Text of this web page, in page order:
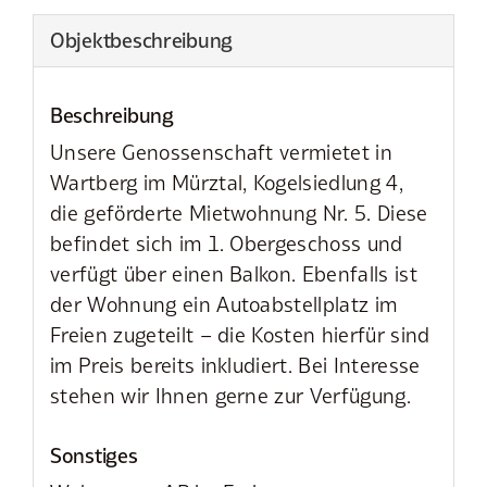
Objekt­beschreibung
Beschreibung
Unsere Genossenschaft vermietet in
Wartberg im Mürztal, Kogelsiedlung 4,
die geförderte Mietwohnung Nr. 5. Diese
befindet sich im 1. Obergeschoss und
verfügt über einen Balkon. Ebenfalls ist
der Wohnung ein Autoabstellplatz im
Freien zugeteilt – die Kosten hierfür sind
im Preis bereits inkludiert. Bei Interesse
stehen wir Ihnen gerne zur Verfügung.
Sonstiges